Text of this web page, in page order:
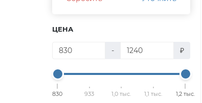
ЦЕНА
- ₽
830 933 1,0 тыс. 1,1 тыс. 1,2 тыс.